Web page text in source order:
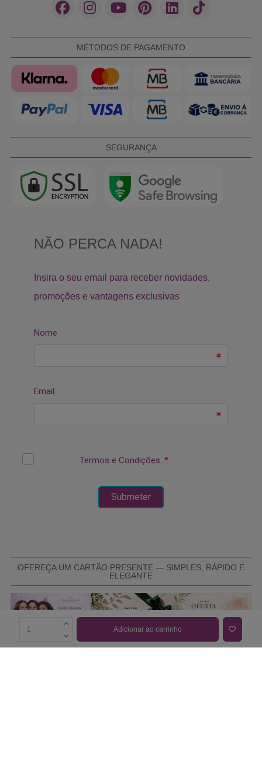
Adicionar ao carrinho
MÉTODOS DE PAGAMENTO
SEGURANÇA
OFEREÇA UM CARTÃO PRESENTE — SIMPLES, RÁPIDO E
ELEGANTE